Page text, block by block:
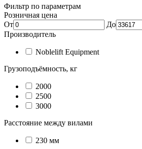
Фильтр по параметрам
Розничная цена
От
До
Производитель
Noblelift Equipment
Грузоподъёмность, кг
2000
2500
3000
Расстояние между вилами
230 мм